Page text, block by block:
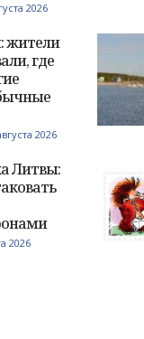
2026
жители
где
2026
Литвы:
2026